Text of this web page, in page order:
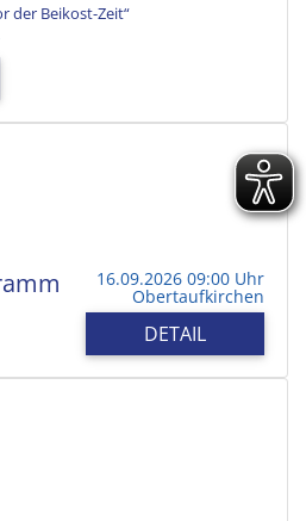
der Beikost-Zeit“
16.09.2026 09:00 Uhr
Obertaufkirchen
DETAIL